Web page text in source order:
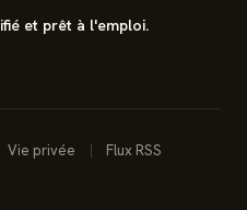
et prêt à l'emploi.
Vie privée Flux RSS